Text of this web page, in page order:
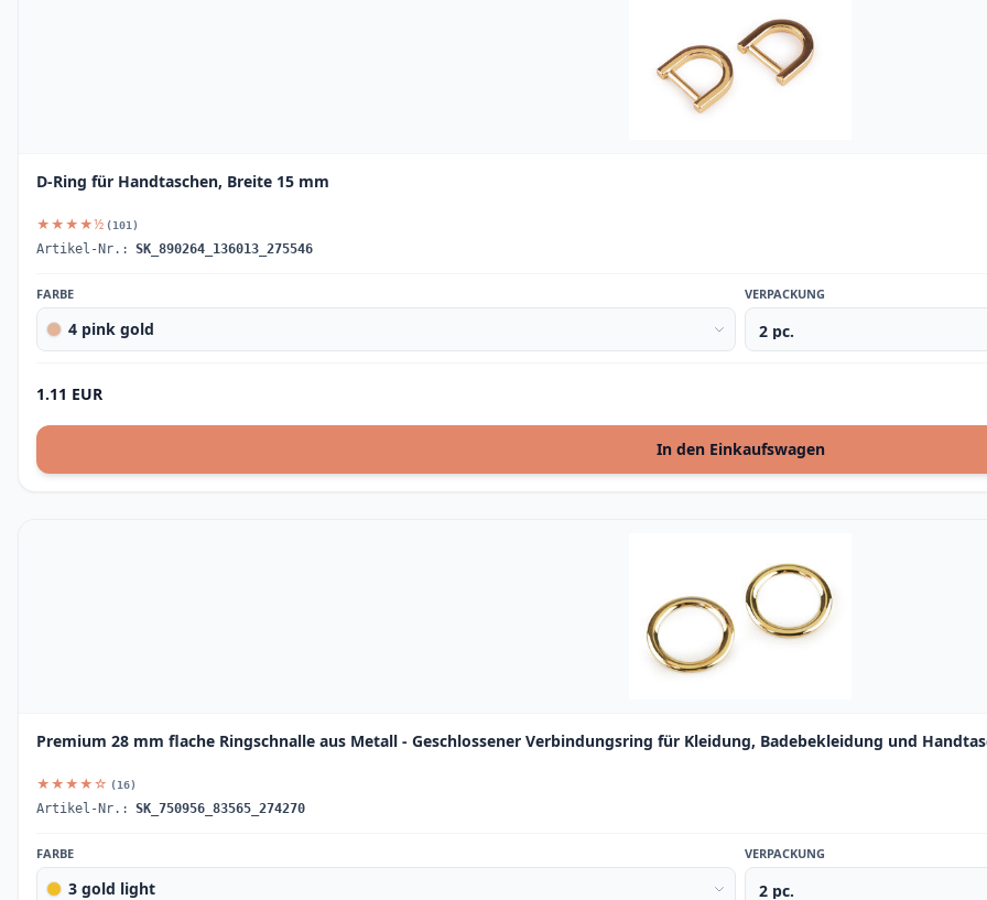
D-Ring für Handtaschen, Breite 15 mm
★★★★½ (101)
Artikel-Nr.: SK_890264_136013_275546
FARBE
4 pink gold
VERPACKUNG
1.11 EUR
In den Einkaufswagen
Premium 28 mm flache Ringschnalle aus Metall - Geschlossener Verbindungsring für Kleidung, Badebekleidung und
★★★★☆ (16)
Artikel-Nr.: SK_750956_83565_274270
FARBE
3 gold light
VERPACKUNG